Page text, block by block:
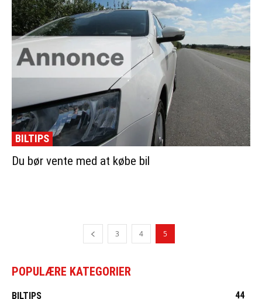
BILTIPS
Du bør vente med at købe bil
3 4 5
POPULÆRE KATEGORIER
BILTIPS 44